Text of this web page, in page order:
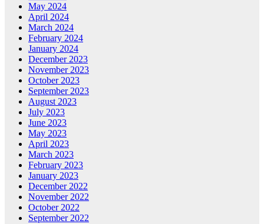
May 2024
April 2024
March 2024
February 2024
January 2024
December 2023
November 2023
October 2023
September 2023
August 2023
July 2023
June 2023
May 2023
April 2023
March 2023
February 2023
January 2023
December 2022
November 2022
October 2022
September 2022